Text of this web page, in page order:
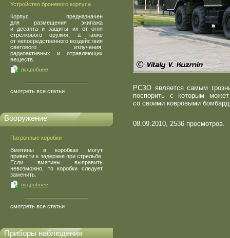
Устройство броневого корпуса
Корпус предназначен
для размещения экипажа
и десанта и защиты их от огня
стрелкового оружия, а также
от непосредственного воздействия
светового излучения,
радиоактивных и отравляющих
веществ.
подробнее
смотреть все статьи
Вооружение
Патронные коробки
Вмятины в коробках могут
привести к задержке при стрельбе.
Если вмятины выправить
невозможно, то коробки следует
заменить.
подробнее
смотреть все статьи
Приборы наблюдения
РСЗО является самым
поспорить с которым
со своими ковровыми
08.09.2010, 2536 просмотров.